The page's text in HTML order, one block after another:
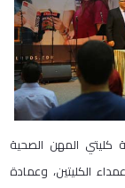
كليتي المهن الصحية
الكليتين، وعمادة